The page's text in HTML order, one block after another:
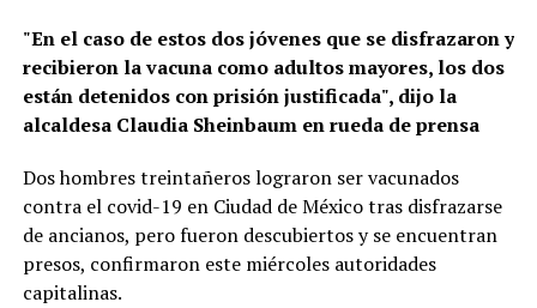
"En el caso de estos dos jóvenes que se disfrazaron y
recibieron la vacuna como adultos mayores, los dos
están detenidos con prisión justificada", dijo la
alcaldesa Claudia Sheinbaum en rueda de prensa
Dos hombres treintañeros lograron ser vacunados
contra el covid-19 en Ciudad de México tras disfrazarse
de ancianos, pero fueron descubiertos y se encuentran
presos, confirmaron este miércoles autoridades
capitalinas.